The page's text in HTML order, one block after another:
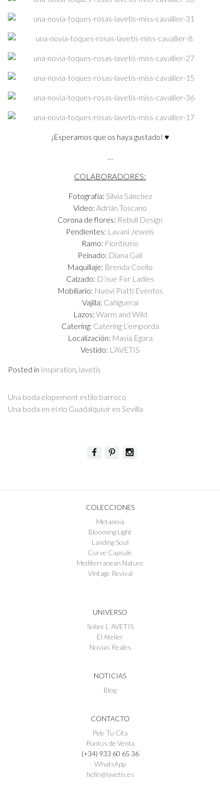
¡Esperamos que os haya gustado! ♥
…
COLABORADORES:
Fotografía: Silvia Sánchez
Vídeo: Adrián Toscano
Corona de flores: Rebull Design
Pendientes: Lavani Jewels
Ramo: Floritismo
Peinado: Diana Galí
Maquillaje: Brenda Coello
Calzado: D’nue For Ladies
Mobiliario: Nuovi Piatti Eventos
Vajilla: Cañigueral
Lazos: Warm and Wild
Catering: Catering L’empordà
Localización: Masia Egara
Vestido: L’AVETIS
Posted in Inspiration, lavetis
Navegación
de
Una boda elopement estilo barroco
Una boda en el río Guadalquivir en Sevilla
COLECCIONES
Metanoia
Blooming Light
Landing Soul
Curve Capsule
Mediterranean Nature
Vintage Revival
UNIVERSO
Sobre L´AVETIS
El Atelier
Novias Reales
NOTICIAS
Blog
CONTACTO
Pide Tu Cita
Puntos de Venta
(+34) 933 60 65 36
WhatsApp
hello@lavetis.es